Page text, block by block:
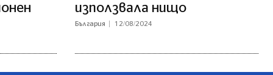
използвала нищо
България 12/08/2024